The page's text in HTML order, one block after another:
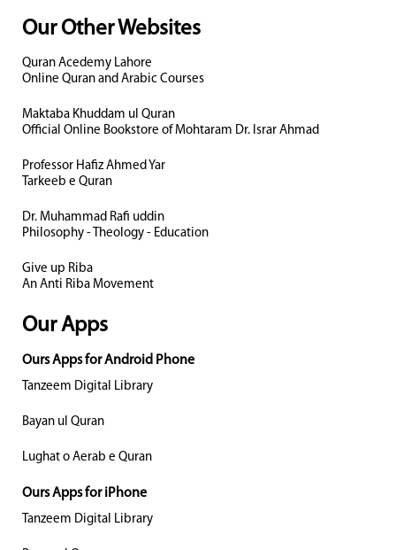
Our Other Websites
Quran Acedemy Lahore
Online Quran and Arabic Courses
Maktaba Khuddam ul Quran
Official Online Bookstore of Mohtaram Dr. Israr Ahmad
Professor Hafiz Ahmed Yar
Tarkeeb e Quran
Dr. Muhammad Rafi uddin
Philosophy - Theology - Education
Give up Riba
An Anti Riba Movement
Our Apps
Ours Apps for Android Phone
Tanzeem Digital Library
Bayan ul Quran
Lughat o Aerab e Quran
Ours Apps for iPhone
Tanzeem Digital Library